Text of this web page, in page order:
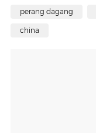
perang dagang
china